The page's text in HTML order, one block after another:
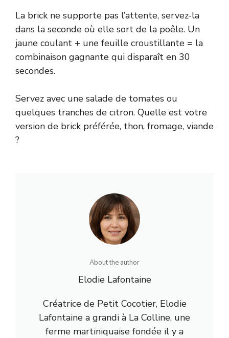
La brick ne supporte pas l’attente, servez-la
dans la seconde où elle sort de la poêle. Un
jaune coulant + une feuille croustillante = la
combinaison gagnante qui disparaît en 30
secondes.
Servez avec une salade de tomates ou
quelques tranches de citron. Quelle est votre
version de brick préférée, thon, fromage, viande
?
About the author
Elodie Lafontaine
Créatrice de Petit Cocotier, Elodie
Lafontaine a grandi à La Colline, une
ferme martiniquaise fondée il y a